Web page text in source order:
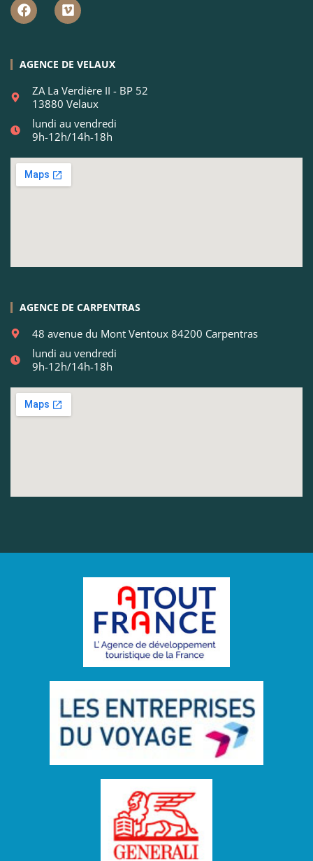
AGENCE DE VELAUX
ZA La Verdière II - BP 52
13880 Velaux
lundi au vendredi
9h-12h/14h-18h
AGENCE DE CARPENTRAS
48 avenue du Mont Ventoux 84200 Carpentras
lundi au vendredi
9h-12h/14h-18h